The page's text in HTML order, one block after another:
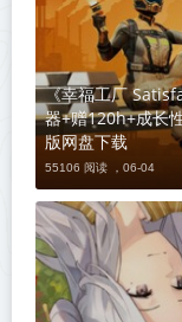
《幸福工厂
器+赠120h+成长
版网盘下载
55106 阅读 ， 06-04